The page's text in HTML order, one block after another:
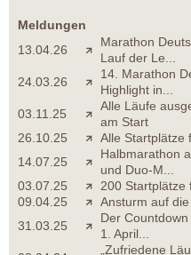
Meldungen
13.04.26
Marathon
Lauf der Le...
24.03.26
14. Marathon
Highlight in...
03.11.25
Alle Läufe
am Start
26.10.25
Alle Startplätze
14.07.25
Halbmarathon
und Duo-M...
03.07.25
200 Startplätze
09.04.25
Ansturm auf
31.03.25
Der
1. April...
„Zufriedene